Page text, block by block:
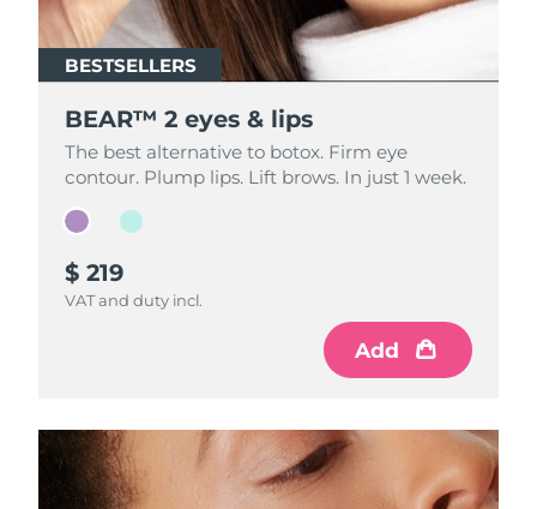
BESTSELLERS
BEAR™ 2 eyes & lips
The best alternative to botox. Firm eye
contour. Plump lips. Lift brows. In just 1 week.
$ 219
VAT and duty incl.
Add
BESTSELLERS
BEAR™ 2 eyes & lips
The best alternative to botox. Firm eye
contour. Plump lips. Lift brows. In just 1 week.
$ 199
VAT and duty incl.
Add